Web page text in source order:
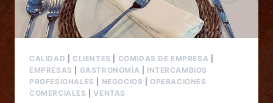
CALIDAD CLIENTES COMIDAS DE EMPRESA
EMPRESAS
GASTRONOMÍA
INTERCAMBIOS
PROFESIONALES
NEGOCIOS
OPERACIONES
COMERCIALES
|VENTAS